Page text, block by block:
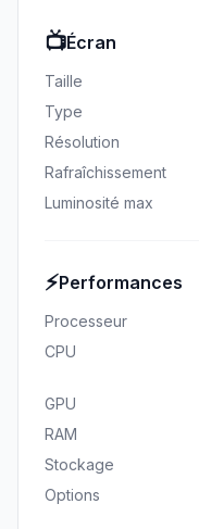
📺Écran
Taille
Type
Résolution
Rafraîchissement
Luminosité max
⚡Performances
Processeur
CPU
GPU
RAM
Stockage
Options